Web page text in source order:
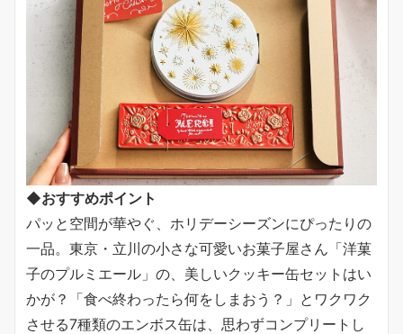
◆おすすめポイント
パッと空間が華やぐ、ホリデーシーズンにぴったりの
一品。東京・立川の小さな可愛いお菓子屋さん「洋菓
子のプルミエール」の、美しいクッキー缶セットはい
かが？「食べ終わったら何をしまおう？」とワクワク
させる7種類のエンボス缶は、思わずコンプリートし